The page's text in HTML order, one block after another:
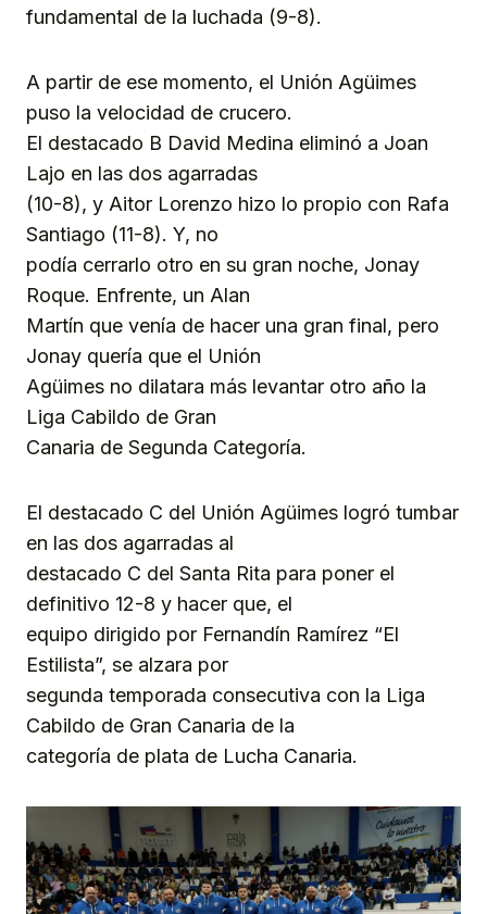
fundamental de la luchada (9-8).
A partir de ese momento, el Unión Agüimes
puso la velocidad de crucero.
El destacado B David Medina eliminó a Joan
Lajo en las dos agarradas
(10-8), y Aitor Lorenzo hizo lo propio con Rafa
Santiago (11-8). Y, no
podía cerrarlo otro en su gran noche, Jonay
Roque. Enfrente, un Alan
Martín que venía de hacer una gran final, pero
Jonay quería que el Unión
Agüimes no dilatara más levantar otro año la
Liga Cabildo de Gran
Canaria de Segunda Categoría.
El destacado C del Unión Agüimes logró tumbar
en las dos agarradas al
destacado C del Santa Rita para poner el
definitivo 12-8 y hacer que, el
equipo dirigido por Fernandín Ramírez “El
Estilista”, se alzara por
segunda temporada consecutiva con la Liga
Cabildo de Gran Canaria de la
categoría de plata de Lucha Canaria.